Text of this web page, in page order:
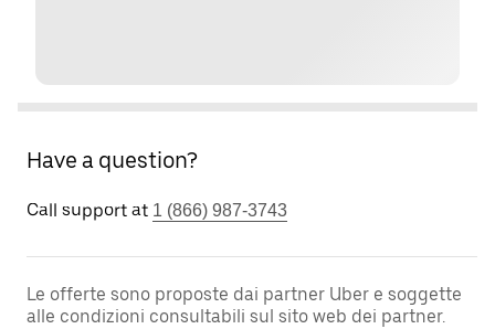
Have a question?
Call support at 1 (866) 987-3743
Le offerte sono proposte dai partner Uber e soggette
alle condizioni consultabili sul sito web dei partner.